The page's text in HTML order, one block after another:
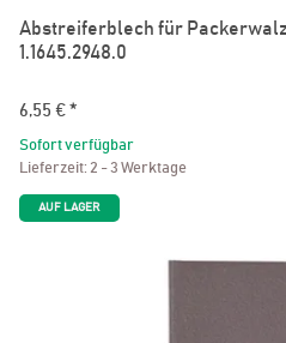
Abstreiferblech für
1.1645.2948.0
6,55 € *
Sofort verfügbar
Lieferzeit: 2 - 3 Werktage
AUF LAGER